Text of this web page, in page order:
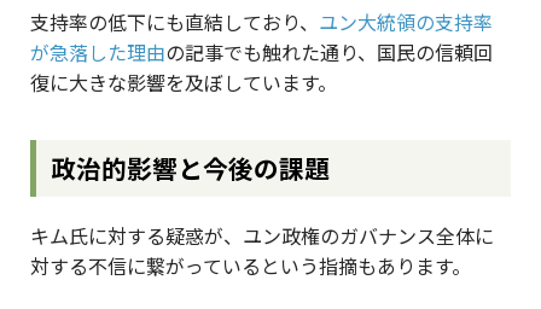
支持率の低下にも直結しており、 ユン大統領の支持率
が急落した理由の記事でも触れた通り、国民の信頼回
復に大きな影響を及ぼしています。
政治的影響と今後の課題
キム氏に対する疑惑が、ユン政権のガバナンス全体に
対する不信に繋がっているという指摘もあります。